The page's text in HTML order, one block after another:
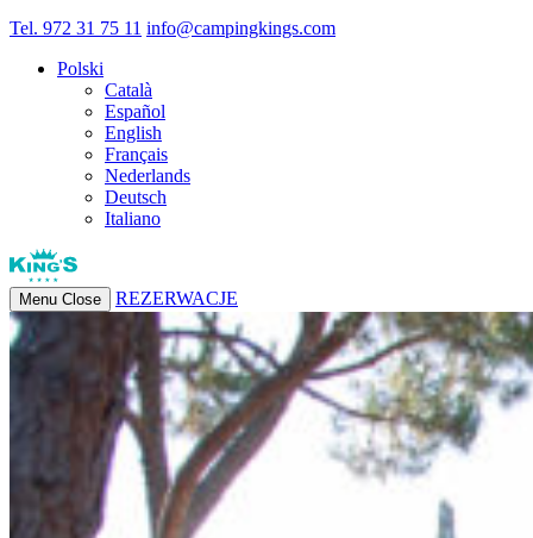
Tel. 972 31 75 11 info@campingkings.com
Polski
Català
Español
English
Français
Nederlands
Deutsch
Italiano
Menu Close REZERWACJE